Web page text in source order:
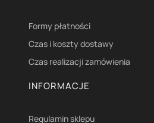
Formy płatności
Czas i koszty dostawy
Czas realizacji zamówienia
INFORMACJE
Regulamin sklepu